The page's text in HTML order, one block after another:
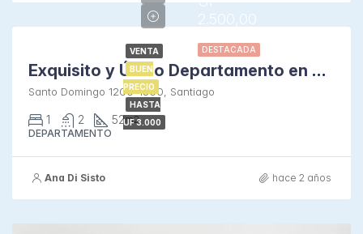
DESTACADA
VENTA
BUEN
PRECIO
HASTA
UF 3.000
2.500,00
Exquisito y Único Departamento en Santo Domingo
Santo Domingo 1200-1500, Santiago
1 2 52m2.
DEPARTAMENTO
Ana Di Sisto hace 2 años